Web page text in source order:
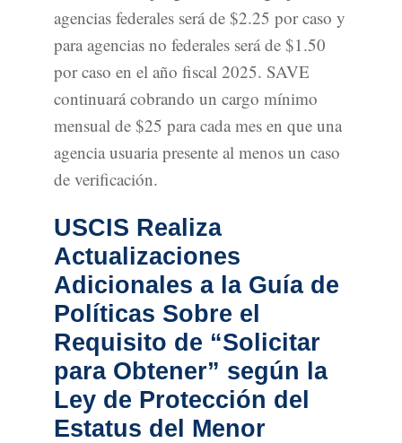
agencias federales será de $2.25 por caso y
para agencias no federales será de $1.50
por caso en el año fiscal 2025. SAVE
continuará cobrando un cargo mínimo
mensual de $25 para cada mes en que una
agencia usuaria presente al menos un caso
de verificación.
USCIS Realiza
Actualizaciones
Adicionales a la Guía de
Políticas Sobre el
Requisito de “Solicitar
para Obtener” según la
Ley de Protección del
Estatus del Menor